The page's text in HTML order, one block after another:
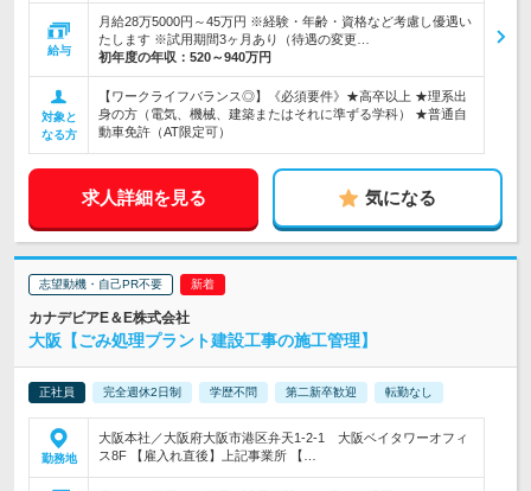
給与
月給28万5000円～45万円 ※経験・年齢・資格など考慮し優遇い
たします ※試用期間3ヶ月あり（待遇の変更…
初年度の年収： 520～940万円
対象と
なる方
【ワークライフバランス◎】《必須要件》★高卒以上 ★理系出
身の方（電気、機械、建築またはそれに準ずる学科） ★普通自
動車免許（AT限定可）
求人詳細を見る 気になる
志望動機・自己PR不要
カナデビアE＆E株式会社
大阪【ごみ処理プラント建設工事の施工管理】
正社員 完全週休2日制 学歴不問 第二新卒歓迎 転勤なし
勤務地
大阪本社／大阪府大阪市港区弁天1-2-1 大阪ベイタワーオフィ
ス8F 【雇入れ直後】上記事業所 【…